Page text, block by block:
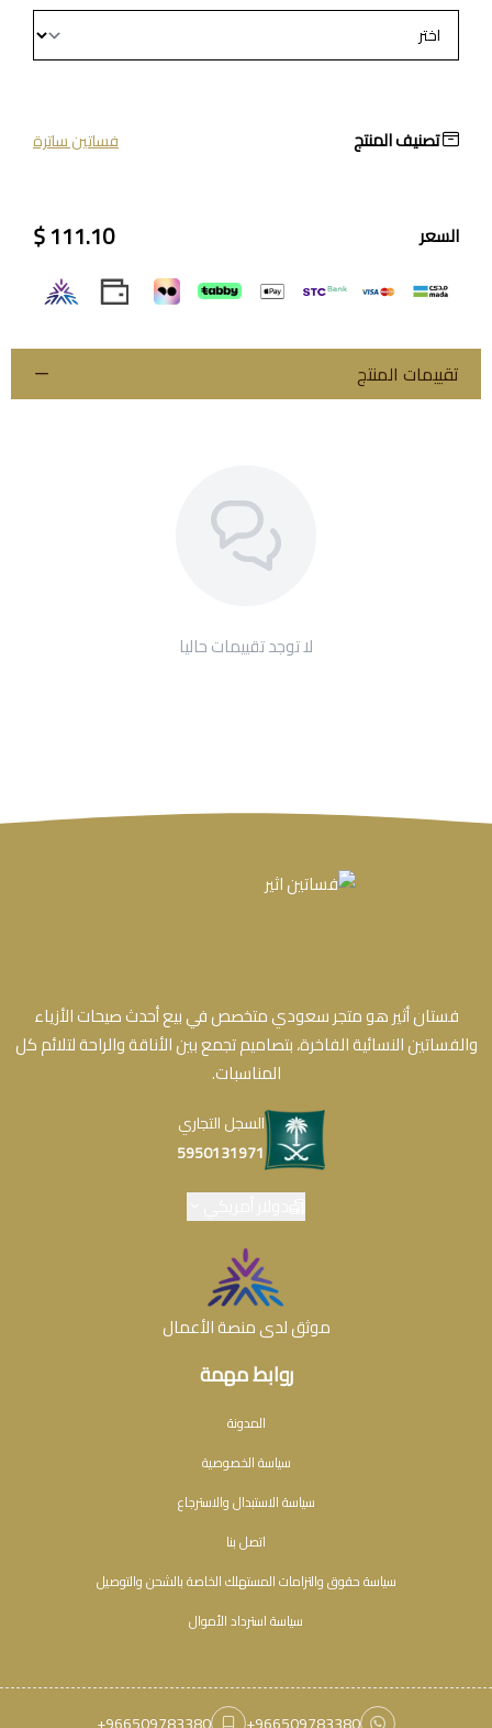
تصنيف المنتج فساتين ساترة
السعر 111.10 $
تقييمات المنتج
لا توجد تقييمات حاليا
روابط مهمة
المدونة
سياسة الخصوصية
سياسة الاستبدال والاسترجاع
اتصل بنا
سياسة حقوق والتزامات المستهلك الخاصة بالشحن والتوصيل
سياسة استرداد الأموال
فستان أثير هو متجر سعودي متخصص في بيع أحدث صيحات الأزياء
والفساتين النسائية الفاخرة، بتصاميم تجمع بين الأناقة والراحة لتلائم كل
المناسبات.
السجل التجاري
5950131971
موثق لدى منصة الأعمال